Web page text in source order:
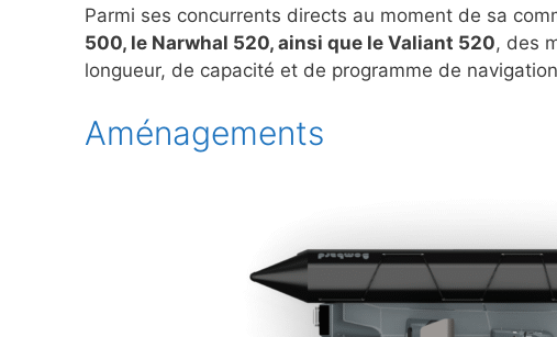
Parmi ses concurrents directs au moment de sa
500, le Narwhal 520, ainsi que le Valiant 520, des
longueur, de capacité et de programme de
Aménagements